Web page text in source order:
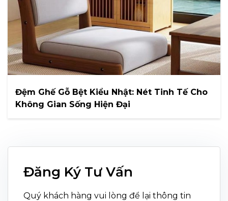
Đệm Ghế Gỗ Bệt Kiểu Nhật: Nét Tinh Tế Cho
Không Gian Sống Hiện Đại
Đăng Ký Tư Vấn
Quý khách hàng vui lòng để lại thông tin